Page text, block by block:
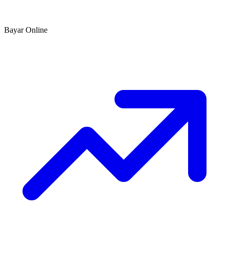
Bayar Online